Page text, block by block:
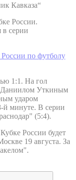
Кавказа“
России.
в серии
по футболу
1:1. На гол
Даниилом Уткиным
ударом
й минуте. В серии
(5:4).
России будет
19 августа. За